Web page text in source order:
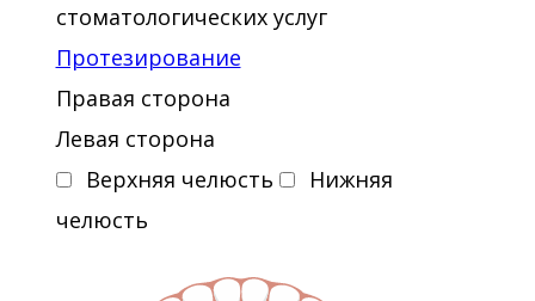
стоматологических услуг
Протезирование
Правая сторона
Левая сторона
Верхняя челюсть
Нижняя
челюсть